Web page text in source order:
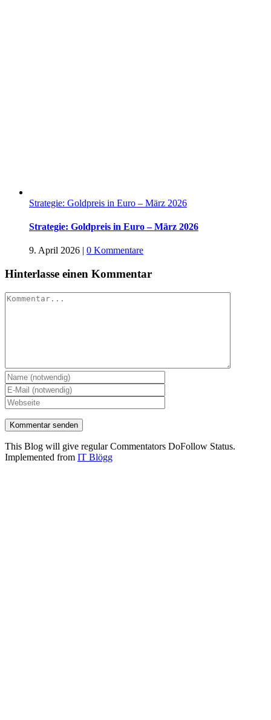
Strategie: Goldpreis in Euro – März 2026
Strategie: Goldpreis in Euro – März 2026
9. April 2026 | 0 Kommentare
Hinterlasse einen Kommentar
Kommentar
This Blog will give regular Commentators DoFollow Status.
Implemented from IT Blögg